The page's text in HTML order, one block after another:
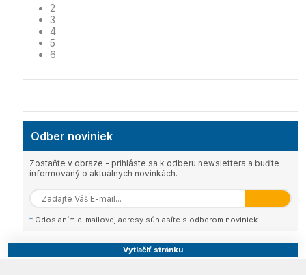
2
3
4
5
6
Odber noviniek
Zostaňte v obraze - prihláste sa k odberu newslettera a buďte
informovaný o aktuálnych novinkách.
* Odoslaním e-mailovej adresy súhlasíte s odberom noviniek
Vytlačiť stránku